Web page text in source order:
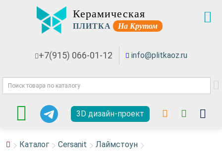
Керамическая
ПЛИТКА На Крутом
+7(915) 066-01-12 info@plitkaoz.ru
3D дизайн-проект
Каталог Cersanit Лаймстоун